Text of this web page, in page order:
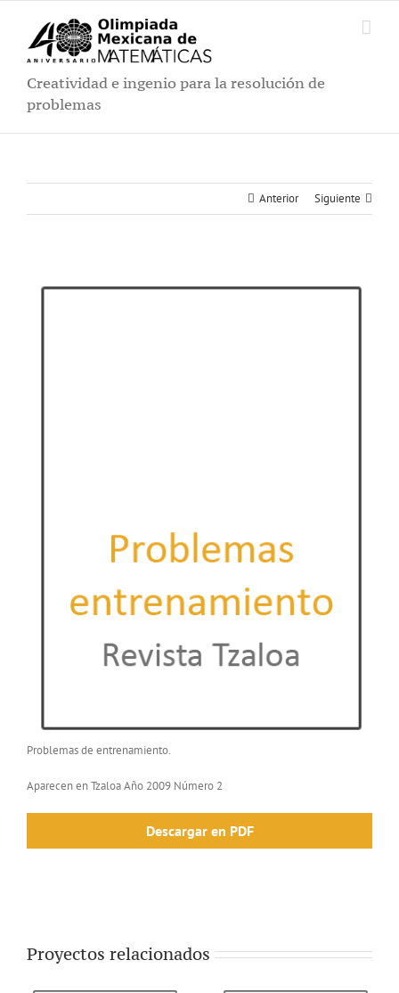
contenido
Creatividad e ingenio para la resolución de
problemas
Anterior Siguiente
Problemas de entrenamiento.
Aparecen en Tzaloa Año 2009 Número 2
Descargar en PDF
Proyectos relacionados